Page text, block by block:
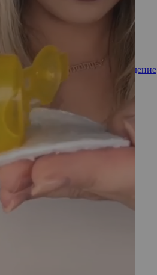
помогает ей уменьшить выпадение
Тарасова назвала
остановила выпадение волос